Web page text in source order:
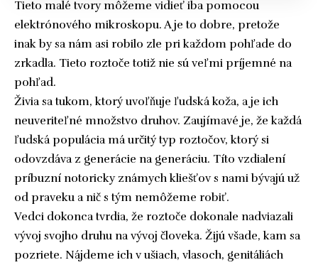
Tieto malé tvory môžeme vidieť iba pomocou
elektrónového mikroskopu. A je to dobre, pretože
inak by sa nám asi robilo zle pri každom pohľade do
zrkadla. Tieto roztoče totiž nie sú veľmi príjemné na
pohľad.
Živia sa tukom, ktorý uvoľňuje ľudská koža, a je ich
neuveriteľné množstvo druhov. Zaujímavé je, že každá
ľudská populácia má určitý typ roztočov, ktorý si
odovzdáva z generácie na generáciu. Títo vzdialení
príbuzní notoricky známych kliešťov s nami bývajú už
od praveku a nič s tým nemôžeme robiť.
Vedci dokonca tvrdia, že roztoče dokonale nadviazali
vývoj svojho druhu na vývoj človeka. Žijú všade, kam sa
pozriete. Nájdeme ich v ušiach, vlasoch, genitáliách